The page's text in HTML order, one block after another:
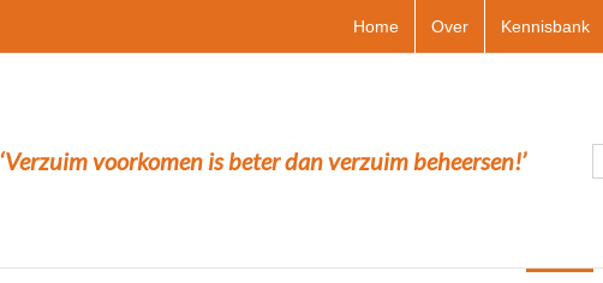
Home Over Kennisbank
‘Verzuim voorkomen is beter dan verzuim beheersen!’